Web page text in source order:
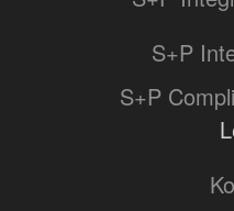
S+P
S+P